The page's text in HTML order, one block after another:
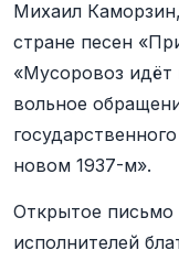
Михаил
стране песен
«Мусоровоз идёт
вольное
новом 1937-м».
Открытое письмо
исполнителей